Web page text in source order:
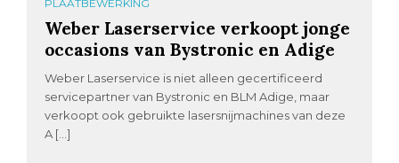
PLAATBEWERKING
Weber Laserservice verkoopt jonge
occasions van Bystronic en Adige
Weber Laserservice is niet alleen gecertificeerd
servicepartner van Bystronic en BLM Adige, maar
verkoopt ook gebruikte lasersnijmachines van deze
A […]